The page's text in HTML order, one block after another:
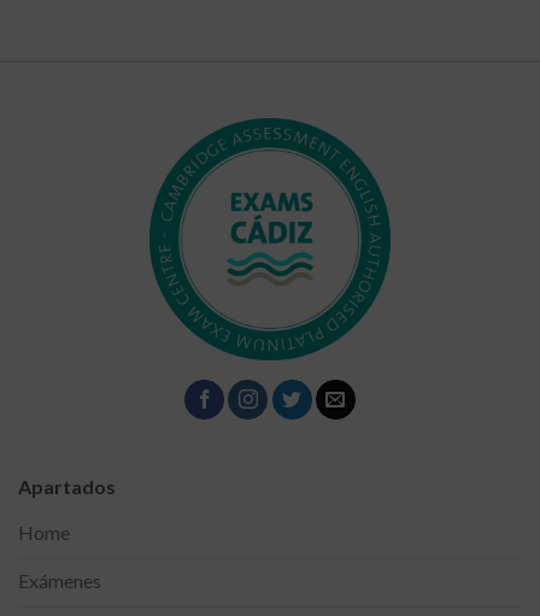
Apartados
Home
Exámenes